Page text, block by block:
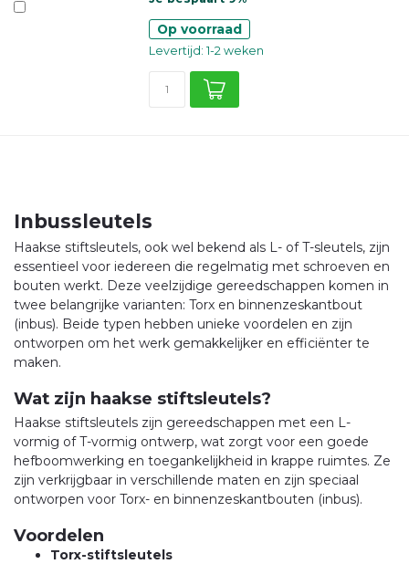
Op voorraad
Levertijd: 1-2 weken
Inbussleutels
Haakse stiftsleutels, ook wel bekend als L- of T-sleutels, zijn
essentieel voor iedereen die regelmatig met schroeven en
bouten werkt. Deze veelzijdige gereedschappen komen in
twee belangrijke varianten: Torx en binnenzeskantbout
(inbus). Beide typen hebben unieke voordelen en zijn
ontworpen om het werk gemakkelijker en efficiënter te
maken.
Wat zijn haakse stiftsleutels?
Haakse stiftsleutels zijn gereedschappen met een L-
vormig of T-vormig ontwerp, wat zorgt voor een goede
hefboomwerking en toegankelijkheid in krappe ruimtes. Ze
zijn verkrijgbaar in verschillende maten en zijn speciaal
ontworpen voor Torx- en binnenzeskantbouten (inbus).
Voordelen
Torx-stiftsleutels